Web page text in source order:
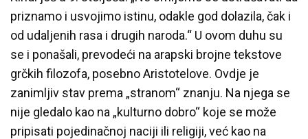
priznamo i usvojimo istinu, odakle god dolazila, čak i
od udaljenih rasa i drugih naroda.“ U ovom duhu su
se i ponašali, prevodeći na arapski brojne tekstove
grčkih filozofa, posebno Aristotelove. Ovdje je
zanimljiv stav prema „stranom“ znanju. Na njega se
nije gledalo kao na „kulturno dobro“ koje se može
pripisati pojedinačnoj naciji ili religiji, već kao na